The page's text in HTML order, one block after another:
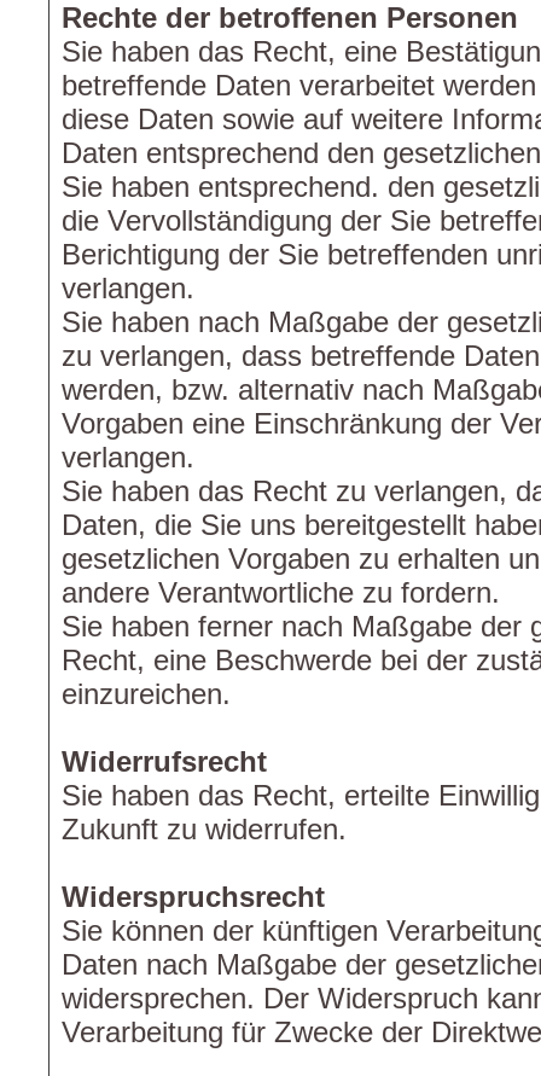
Rechte der betroffenen Personen
Sie haben das Recht, eine
betreffende Daten verarbeitet
diese Daten sowie auf weitere
Daten entsprechend den
Sie haben entsprechend. den
die Vervollständigung der Sie
Berichtigung der Sie betreffenden
verlangen.
Sie haben nach Maßgabe der
zu verlangen, dass betreffende
werden, bzw. alternativ nach
Vorgaben eine Einschränkung der
verlangen.
Sie haben das Recht zu verlangen,
Daten, die Sie uns bereitgestellt
gesetzlichen Vorgaben zu erhalten
andere Verantwortliche zu fordern.
Sie haben ferner nach Maßgabe der
Recht, eine Beschwerde bei der
einzureichen.
Widerrufsrecht
Sie haben das Recht, erteilte
Zukunft zu widerrufen.
Widerspruchsrecht
Sie können der künftigen
Daten nach Maßgabe der
widersprechen. Der Widerspruch
Verarbeitung für Zwecke der